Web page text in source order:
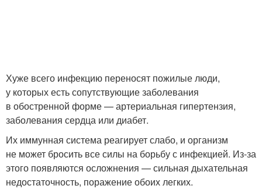
Хуже всего инфекцию переносят пожилые люди,
у которых есть сопутствующие заболевания
в обостренной форме — артериальная гипертензия,
заболевания сердца или диабет.
Их иммунная система реагирует слабо, и организм
не может бросить все силы на борьбу с инфекцией. Из-за
этого появляются осложнения — сильная дыхательная
недостаточность, поражение обоих легких.